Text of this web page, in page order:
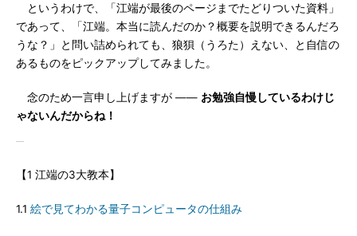
というわけで、「江端が最後のページまでたどりついた資料」
であって、「江端。本当に読んだのか？概要を説明できるんだろ
うな？」と問い詰められても、狼狽（うろた）えない、と自信の
あるものをピックアップしてみました。
念のため一言申し上げますが ―― お勉強自慢しているわけじ
ゃないんだからね！
【1 江端の3大教本】
1.1 絵で見てわかる量子コンピュータの仕組み